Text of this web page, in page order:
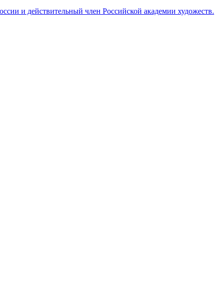
и действительный член Российской академии художеств.